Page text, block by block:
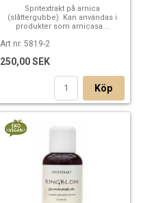
Spritextrakt på arnica
(slåttergubbe). Kan användas i
produkter som arnicasa...
Art nr. 5819-2
250,00 SEK
Köp